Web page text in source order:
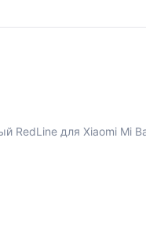
RedLine для Xiaomi Mi